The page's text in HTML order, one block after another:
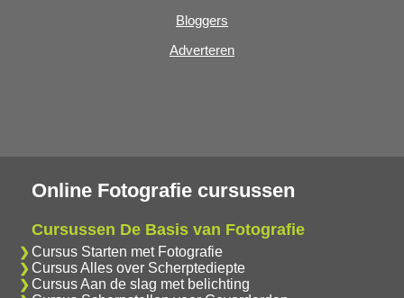
Bloggers
Adverteren
Online Fotografie cursussen
Cursussen De Basis van Fotografie
Cursus Starten met Fotografie
Cursus Alles over Scherptediepte
Cursus Aan de slag met belichting